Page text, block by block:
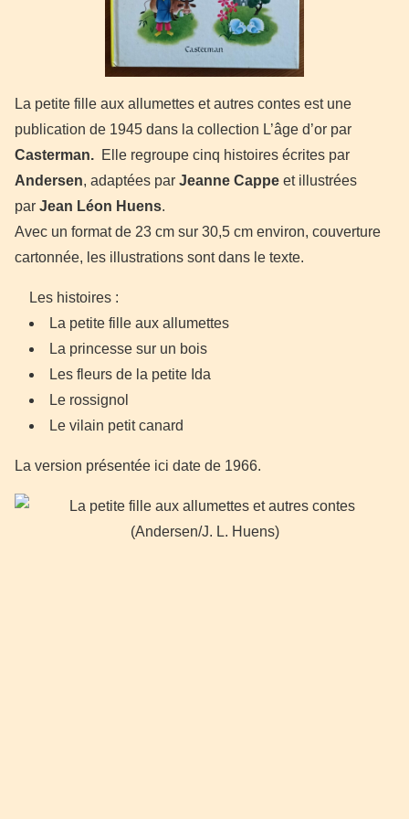
La petite fille aux allumettes et autres contes est une
publication de 1945 dans la collection L’âge d’or par
Casterman. Elle regroupe cinq histoires écrites par
Andersen, adaptées par Jeanne Cappe et illustrées
par Jean Léon Huens.
Avec un format de 23 cm sur 30,5 cm environ, couverture
cartonnée, les illustrations sont dans le texte.
Les histoires :
La petite fille aux allumettes
La princesse sur un bois
Les fleurs de la petite Ida
Le rossignol
Le vilain petit canard
La version présentée ici date de 1966.